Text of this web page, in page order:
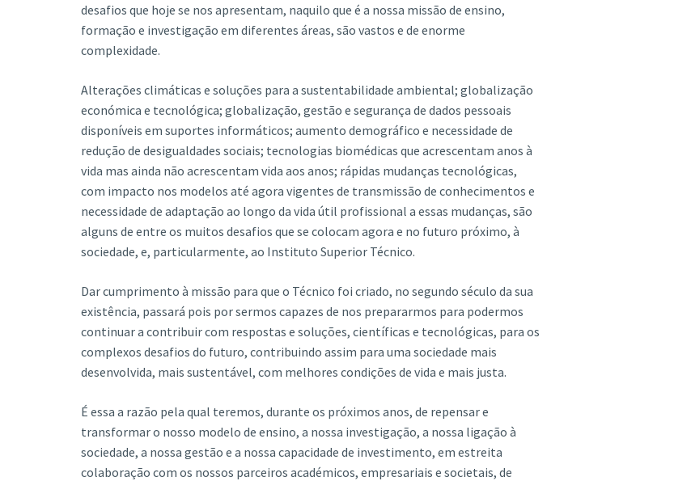
desafios que hoje se nos apresentam, naquilo que é a nossa missão de ensino,
formação e investigação em diferentes áreas, são vastos e de enorme
complexidade.
Alterações climáticas e soluções para a sustentabilidade ambiental; globalização
económica e tecnológica; globalização, gestão e segurança de dados pessoais
disponíveis em suportes informáticos; aumento demográfico e necessidade de
redução de desigualdades sociais; tecnologias biomédicas que acrescentam anos à
vida mas ainda não acrescentam vida aos anos; rápidas mudanças tecnológicas,
com impacto nos modelos até agora vigentes de transmissão de conhecimentos e
necessidade de adaptação ao longo da vida útil profissional a essas mudanças, são
alguns de entre os muitos desafios que se colocam agora e no futuro próximo, à
sociedade, e, particularmente, ao Instituto Superior Técnico.
Dar cumprimento à missão para que o Técnico foi criado, no segundo século da sua
existência, passará pois por sermos capazes de nos prepararmos para podermos
continuar a contribuir com respostas e soluções, científicas e tecnológicas, para os
complexos desafios do futuro, contribuindo assim para uma sociedade mais
desenvolvida, mais sustentável, com melhores condições de vida e mais justa.
É essa a razão pela qual teremos, durante os próximos anos, de repensar e
transformar o nosso modelo de ensino, a nossa investigação, a nossa ligação à
sociedade, a nossa gestão e a nossa capacidade de investimento, em estreita
colaboração com os nossos parceiros académicos, empresariais e societais, de